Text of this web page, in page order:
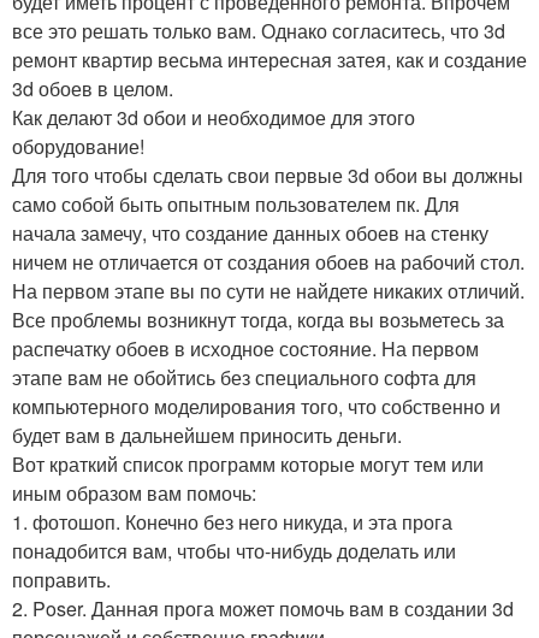
все это решать только вам. Однако согласитесь, что 3d
ремонт квартир весьма интересная затея, как и создание
3d обоев в целом.
Как делают 3d обои и необходимое для этого
оборудование!
Для того чтобы сделать свои первые 3d обои вы должны
само собой быть опытным пользователем пк. Для
начала замечу, что создание данных обоев на стенку
ничем не отличается от создания обоев на рабочий стол.
На первом этапе вы по сути не найдете никаких отличий.
Все проблемы возникнут тогда, когда вы возьметесь за
распечатку обоев в исходное состояние. На первом
этапе вам не обойтись без специального софта для
компьютерного моделирования того, что собственно и
будет вам в дальнейшем приносить деньги.
Вот краткий список программ которые могут тем или
иным образом вам помочь:
1. фотошоп. Конечно без него никуда, и эта прога
понадобится вам, чтобы что-нибудь доделать или
поправить.
2. Poser. Данная прога может помочь вам в создании 3d